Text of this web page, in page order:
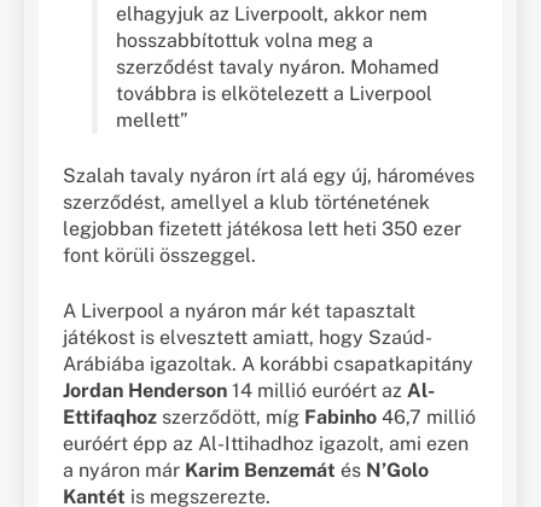
elhagyjuk az Liverpoolt, akkor nem
hosszabbítottuk volna meg a
szerződést tavaly nyáron. Mohamed
továbbra is elkötelezett a Liverpool
mellett”
Szalah tavaly nyáron írt alá egy új, hároméves
szerződést, amellyel a klub történetének
legjobban fizetett játékosa lett heti 350 ezer
font körüli összeggel.
A Liverpool a nyáron már két tapasztalt
játékost is elvesztett amiatt, hogy Szaúd-
Arábiába igazoltak. A korábbi csapatkapitány
Jordan Henderson 14 millió euróért az Al-
Ettifaqhoz szerződött, míg Fabinho 46,7 millió
euróért épp az Al-Ittihadhoz igazolt, ami ezen
a nyáron már Karim Benzemát és N’Golo
Kantét is megszerezte.